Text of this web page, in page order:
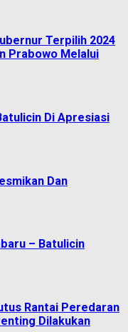
Terpilih 2024
Prabowo Melalui
Di Apresiasi
Dan
– Batulicin
Rantai Peredaran
Dilakukan